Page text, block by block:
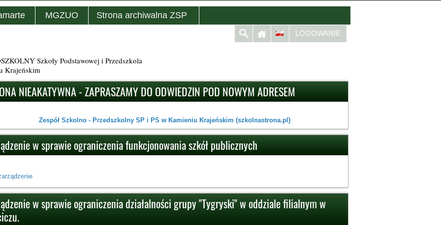
LOGOWANIE
Szkoły Podstawowej i Przedszkola
Krajeńskim
MGZUO Strona archiwalna ZSP
NIEAKATYWNA - ZAPRASZAMY DO ODWIEDZIN POD NOWYM ADRESEM
Zespół Szkolno - Przedszkolny SP i PS w Kamieniu Krajeńskim (szkolnastrona.pl)
w sprawie ograniczenia funkcjonowania szkół publicznych
w sprawie ograniczenia działalności grupy "Tygryski" w oddziale filialnym w